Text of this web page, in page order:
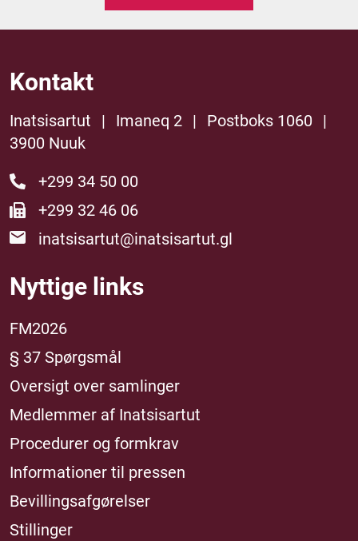
Kontakt
Inatsisartut | Imaneq 2 | Postboks 1060
|
3900 Nuuk
+299 34 50 00
+299 32 46 06
inatsisartut@inatsisartut.gl
Nyttige links
FM2026
§ 37 Spørgsmål
Oversigt over samlinger
Medlemmer af Inatsisartut
Procedurer og formkrav
Informationer til pressen
Bevillingsafgørelser
Stillinger